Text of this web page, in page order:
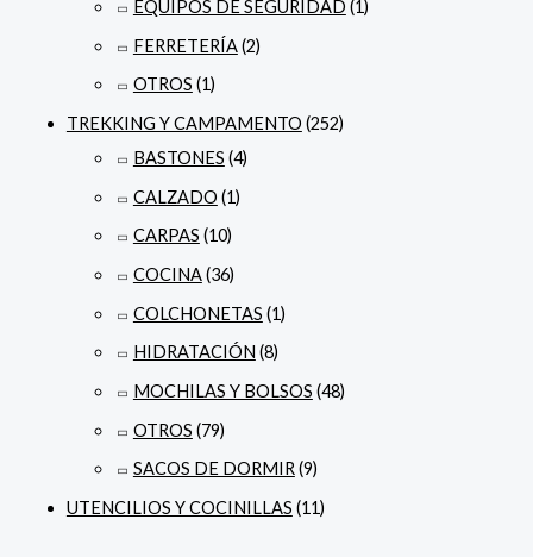
EQUIPOS DE SEGURIDAD (1)
FERRETERÍA(2)
OTROS (1)
TREKKING Y CAMPAMENTO (252)
BASTONES (4)
CALZADO (1)
CARPAS (10)
COCINA(36)
COLCHONETAS (1)
HIDRATACIÓN (8)
MOCHILAS Y BOLSOS (48)
OTROS (79)
SACOS DE DORMIR(9)
UTENCILIOS Y COCINILLAS (11)